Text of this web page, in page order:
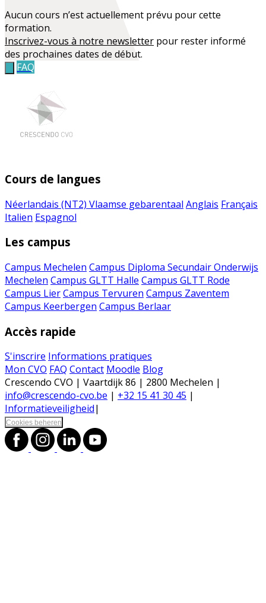
Aucun cours n’est actuellement prévu pour cette
formation.
Inscrivez-vous à notre newsletter pour rester informé
des prochaines dates de début.
FAQ
Cours de langues
Néerlandais (NT2) Vlaamse gebarentaal Anglais Français
Italien Espagnol
Les campus
Campus Mechelen Campus Diploma Secundair Onderwijs
Mechelen Campus GLTT Halle Campus GLTT Rode
Campus LierCampus Tervuren Campus Zaventem
Campus Keerbergen Campus Berlaar
Accès rapide
S'inscrire Informations pratiques
Mon CVO FAQ Contact Moodle Blog
Crescendo CVO | Vaartdijk 86 | 2800 Mechelen |
info@crescendo-cvo.be | +32 15 41 30 45 |
Informatieveiligheid|
Cookies beheren